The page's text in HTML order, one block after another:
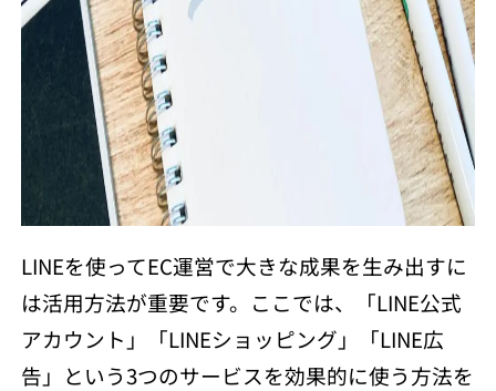
LINEを使ってEC運営で大きな成果を生み出すに
は活用方法が重要です。ここでは、「LINE公式
アカウント」「LINEショッピング」「LINE広
告」という3つのサービスを効果的に使う方法を